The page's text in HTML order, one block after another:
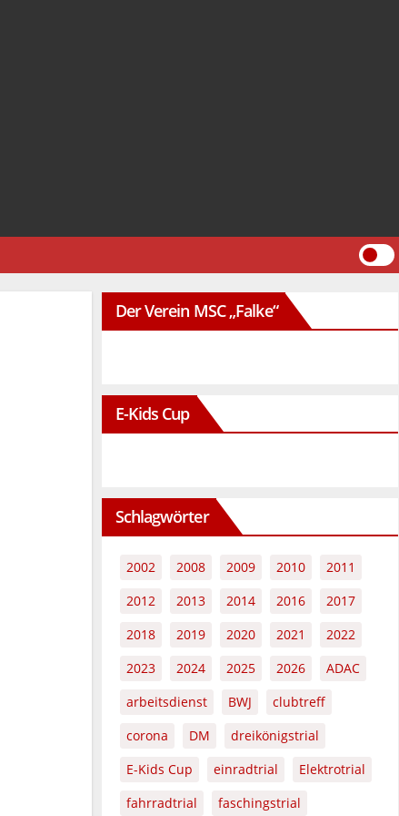
Der Verein MSC „Falke“
E-Kids Cup
Schlagwörter
2002 2008 2009 2010
2011
2012
2013 2014 2016
2017
2018
2019 2020 2021
2022
2023
2024 2025 2026
ADAC
arbeitsdienst
BWJ
clubtreff
corona
DM
dreikönigstrial
E-Kids Cup
einradtrial
Elektrotrial
fahrradtrial
faschingstrial